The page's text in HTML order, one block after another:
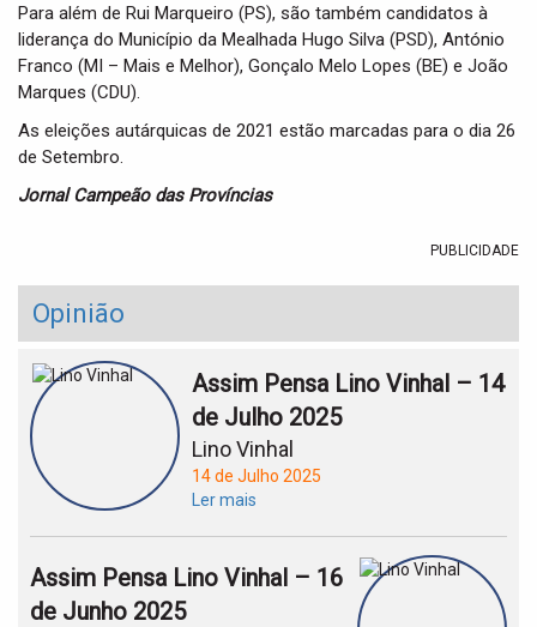
Para além de Rui Marqueiro (PS), são também candidatos à
liderança do Município da Mealhada Hugo Silva (PSD), António
Franco (MI – Mais e Melhor), Gonçalo Melo Lopes (BE) e João
Marques (CDU).
As eleições autárquicas de 2021 estão marcadas para o dia 26
de Setembro.
Jornal Campeão das Províncias
PUBLICIDADE
Opinião
Assim Pensa Lino Vinhal – 14
de Julho 2025
Lino Vinhal
14 de Julho 2025
Ler mais
Assim Pensa Lino Vinhal – 16
de Junho 2025